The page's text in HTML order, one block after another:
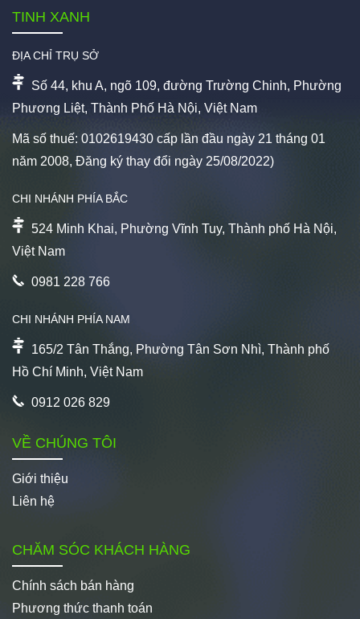
TINH XANH
ĐỊA CHỈ TRỤ SỞ
Số 44, khu A, ngõ 109, đường Trường Chinh, Phường
Phương Liệt, Thành Phố Hà Nội, Việt Nam
Mã số thuế: 0102619430 cấp lần đầu ngày 21 tháng 01
năm 2008, Đăng ký thay đổi ngày 25/08/2022)
CHI NHÁNH PHÍA BẮC
524 Minh Khai, Phường Vĩnh Tuy, Thành phố Hà Nội,
Việt Nam
0981 228 766
CHI NHÁNH PHÍA NAM
165/2 Tân Thắng, Phường Tân Sơn Nhì, Thành phố
Hồ Chí Minh, Việt Nam
0912 026 829
VỀ CHÚNG TÔI
Giới thiệu
Liên hệ
CHĂM SÓC KHÁCH HÀNG
Chính sách bán hàng
Phương thức thanh toán